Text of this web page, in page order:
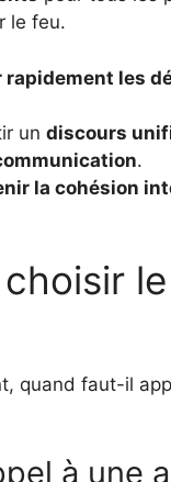
le feu.
les
un discours
.
la cohésion
quand faut-il
à une